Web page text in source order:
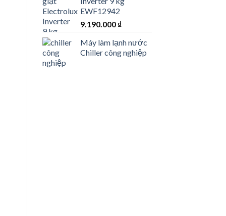
EWF12942
9.190.000 ₫
Máy làm lạnh nước
Chiller công nghiệp